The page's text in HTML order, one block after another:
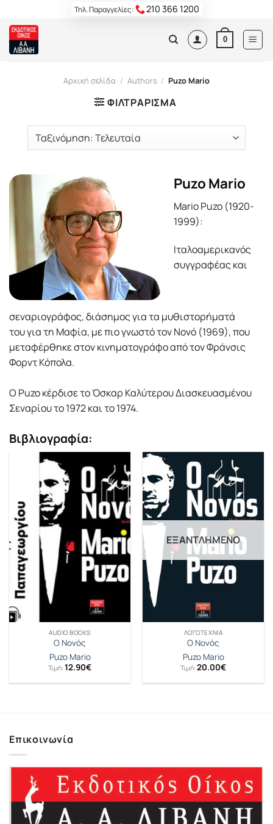
content
Τηλ. Παραγγελίες: 210 366 1200
0
Αρχική σελίδα / Authors / Puzo Mario
ΦΙΛΤΡΆΡΙΣΜΑ
Puzo Mario
Mario Puzo (1920-
1999):
Ιταλοαμερικανός
συγγραφέας και
σεναριογράφος, διάσημος για τα μυθιστορήματά
του για τη Μαφία, με πιο γνωστό τον Νονό (1969), που
μεταφέρθηκε στον κινηματογράφο από τον Φράνσις
Φορντ Κόπολα.
Ο Puzo κέρδισε το Όσκαρ Καλύτερου Διασκευασμένου
Σεναρίου το 1972 και το 1974.
Βιβλιογραφία:
AUDIO BOOKS
Ο Νονός
Puzo Mario
Τιμή: 12.90€
ΕΞΑΝΤΛΗΜΈΝΟ
ΛΟΓΟΤΕΧΝΊΑ
Ο Νονός
Puzo Mario
Τιμή: 20.00€
Επικοινωνία